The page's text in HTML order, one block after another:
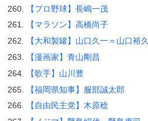
【プロ野球】長嶋一茂
【マラソン】高橋尚子
【大和製罐】山口久一＝山口裕久
【漫画家】青山剛昌
【歌手】山川豊
【福岡県知事】服部誠太郎
【自由民主党】木原稔